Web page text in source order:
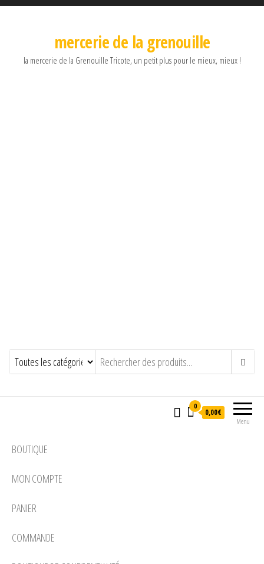
mercerie de la grenouille
la mercerie de la Grenouille Tricote, un petit plus pour le mieux, mieux !
Menu
0
0,00€
BOUTIQUE
MON COMPTE
PANIER
COMMANDE